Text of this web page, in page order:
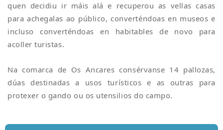
quen decidiu ir máis alá e recuperou as vellas casas
para achegalas ao público, converténdoas en museos e
incluso converténdoas en habitables de novo para
acoller turistas.
Na comarca de Os Ancares consérvanse 14 pallozas,
dúas destinadas a usos turísticos e as outras para
protexer o gando ou os utensilios do campo.